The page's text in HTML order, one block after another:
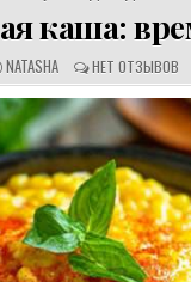
каша:
А
В
Т
О
Р
Р
Е
Ц
Е
П
Т
А
:
NATASHA О
Т
З
Ы
:
НЕТ ОТЗЫВОВ